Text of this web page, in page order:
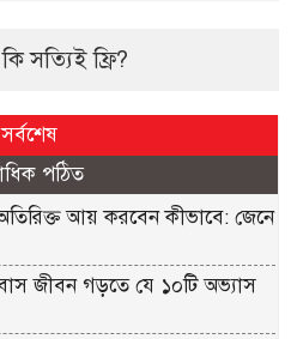
সত্যিই ফ্রি?
সর্বশেষ
পঠিত
আয় করবেন কীভাবে: জেনে
জীবন গড়তে যে ১০টি অভ্যাস